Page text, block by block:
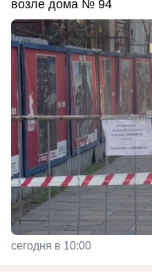
возле дома № 94
сегодня в 10:00